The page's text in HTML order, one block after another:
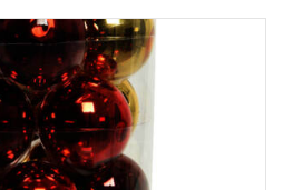
boutique
et évènements
Conseils
Glossaire